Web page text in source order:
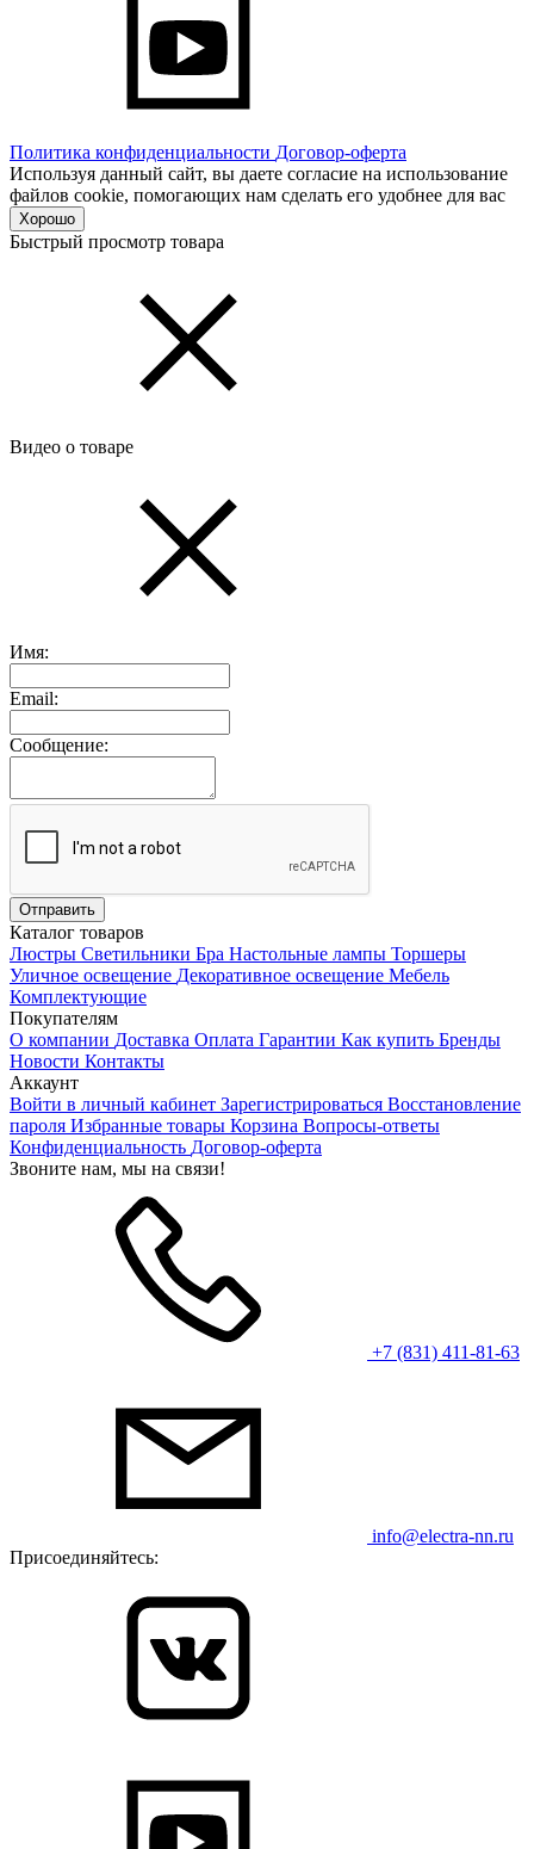
Политика конфиденциальности Договор-оферта
Используя данный сайт, вы даете согласие на использование
файлов cookie, помогающих нам сделать его удобнее для вас
Хорошо
Быстрый просмотр товара
Видео о товаре
Имя:
Email:
Сообщение:
Каталог товаров
Люстры Светильники Бра Настольные лампы Торшеры
Уличное освещение Декоративное освещение Мебель
Комплектующие
Покупателям
О компании Доставка Оплата Гарантии Как купить Бренды
Новости Контакты
Аккаунт
Войти в личный кабинет Зарегистрироваться Восстановление
пароля Избранные товары Корзина Вопросы-ответы
Конфиденциальность Договор-оферта
Звоните нам, мы на связи!
+7 (831) 411-81-63
info@electra-nn.ru
Присоединяйтесь: